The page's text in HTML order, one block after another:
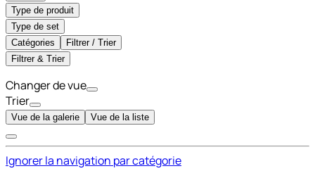
Type de produit
Type de set
Catégories
Filtrer / Trier
Filtrer & Trier
Changer de vue
Trier
Vue de la galerie Vue de la liste
Ignorer la navigation par catégorie